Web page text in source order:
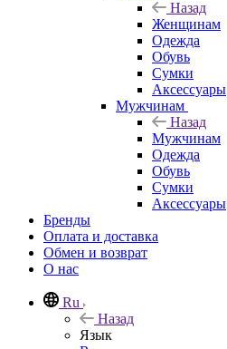
Назад
Женщинам
Одежда
Обувь
Сумки
Аксессуары
Мужчинам
Назад
Мужчинам
Одежда
Обувь
Сумки
Аксессуары
Бренды
Оплата и доставка
Обмен и возврат
О нас
Ru
Назад
Язык